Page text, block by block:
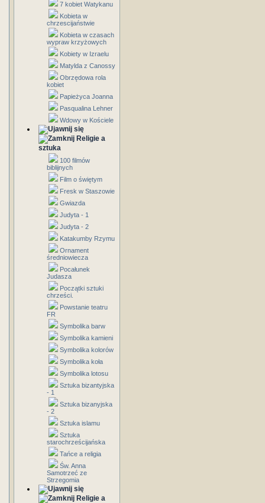
7 kobiet Watykanu
Kobieta w
chrzescijaństwie
Kobieta w czasach
wypraw krzyżowych
Kobiety w Izraelu
Matylda z Canossy
Obrzędowa rola
kobiet
Papieżyca Joanna
Pasqualina Lehner
Wdowy w Kościele
Religie a
sztuka
100 filmów
biblijnych
Film o świętym
Fresk w Staszowie
Gwiazda
Judyta - 1
Judyta - 2
Katakumby Rzymu
Ornament
średniowiecza
Pocałunek
Judasza
Początki sztuki
chrześci.
Powstanie teatru
FR
Symbolika barw
Symbolika kamieni
Symbolika kolorów
Symbolika koła
Symbolika lotosu
Sztuka bizantyjska
- 1
Sztuka bizanyjska
- 2
Sztuka islamu
Sztuka
starochrześcijańska
Tańce a religia
Św. Anna
Samotrzeć ze
Strzegomia
Religie a